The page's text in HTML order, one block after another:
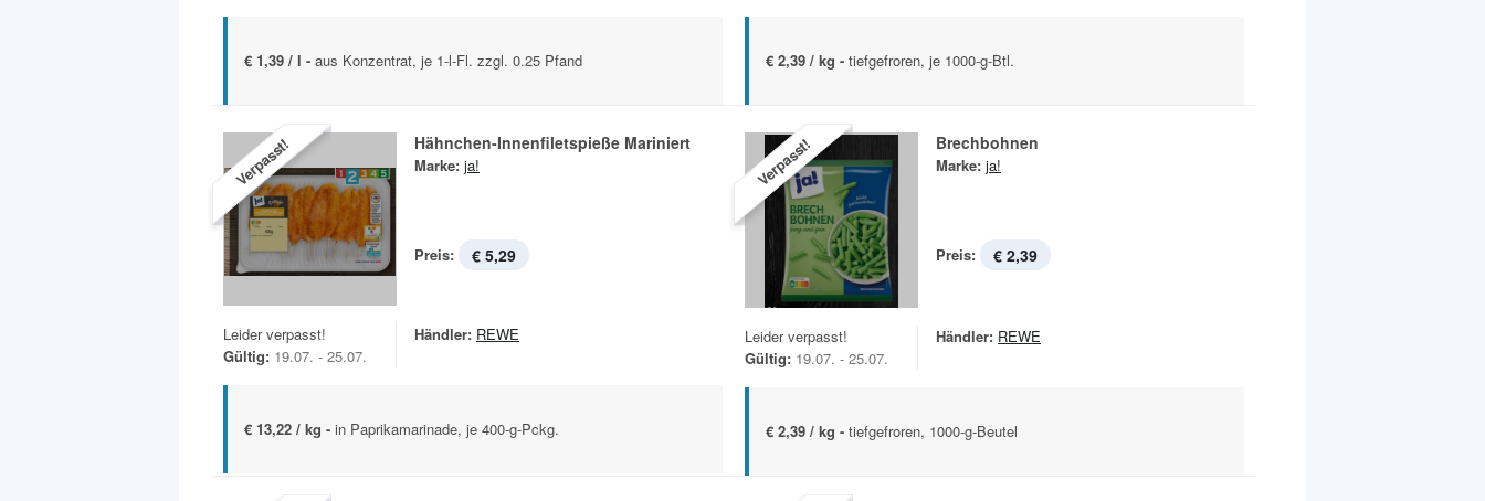
€ 1,39 / l - aus Konzentrat, je 1-l-Fl. zzgl. 0.25 Pfand € 2,39 / kg - tiefgefroren, je 1000-g-Btl.
Verpasst! Hähnchen-Innenfiletspieße Mariniert
Marke: ja!
Preis: € 5,29
Leider verpasst!
Gültig: 19.07. - 25.07.
Händler: REWE
€ 13,22 / kg - in Paprikamarinade, je 400-g-Pckg.
Verpasst! Brechbohnen
Marke: ja!
Preis: € 2,39
Leider verpasst!
Gültig: 19.07. - 25.07.
Händler: REWE
€ 2,39 / kg - tiefgefroren, 1000-g-Beutel